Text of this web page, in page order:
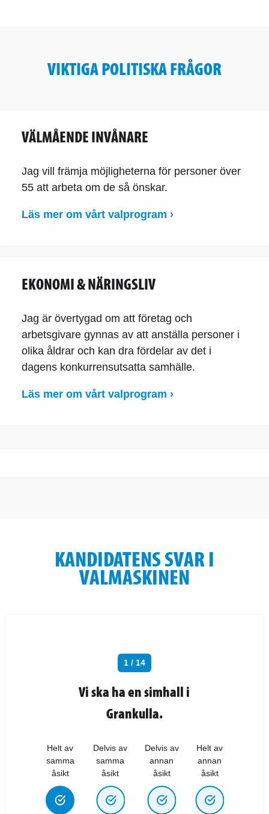
VIKTIGA POLITISKA FRÅGOR
VÄLMÅENDE INVÅNARE
Jag vill främja möjligheterna för personer över
55 att arbeta om de så önskar.
Läs mer om vårt valprogram ›
EKONOMI & NÄRINGSLIV
Jag är övertygad om att företag och
arbetsgivare gynnas av att anställa personer i
olika åldrar och kan dra fördelar av det i
dagens konkurrensutsatta samhälle.
Läs mer om vårt valprogram ›
KANDIDATENS SVAR I
VALMASKINEN
1 / 14
Vi ska ha en simhall i
Grankulla.
Helt av
samma
åsikt
Delvis av
samma
åsikt
Delvis av
annan
åsikt
Helt av
annan
åsikt